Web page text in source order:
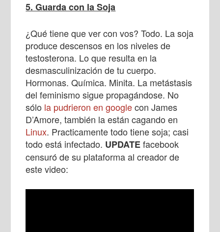
5. Guarda con la Soja
¿Qué tiene que ver con vos? Todo. La soja
produce descensos en los niveles de
testosterona. Lo que resulta en la
desmasculinización de tu cuerpo.
Hormonas. Química. Minita. La metástasis
del feminismo sigue propagándose. No
sólo la pudrieron en googlecon James
D’Amore, también la están cagando en
Linux. Practicamente todo tiene soja; casi
todo está infectado. UPDATEfacebook
censuró de su plataforma al creador de
este video: